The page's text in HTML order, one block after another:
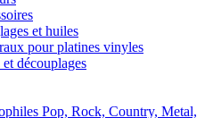
et huiles
pour platines vinyles
découplages
Pop, Rock, Country, Metal,